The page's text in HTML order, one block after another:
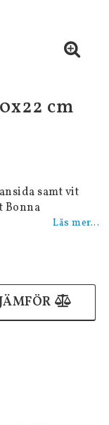
cm
samt vit
Bonna
Läs mer...